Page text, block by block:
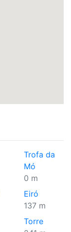
Trofa da
Mó
0 m
Eiró
137 m
Torre